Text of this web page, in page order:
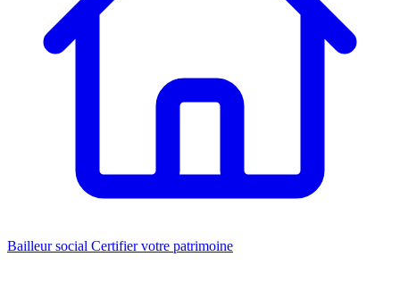
Bailleur social Certifier votre patrimoine